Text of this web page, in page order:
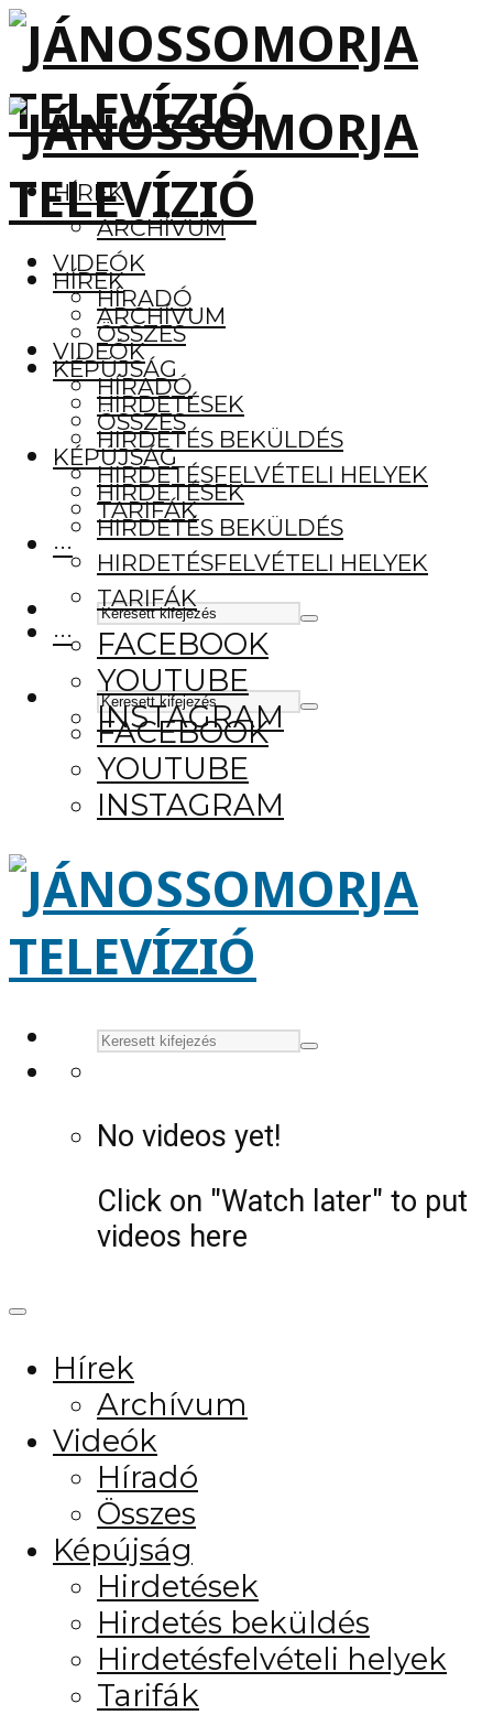
HÍREK
ARCHÍVUM
VIDEÓK
HÍRADÓ
ÖSSZES
KÉPÚJSÁG
HIRDETÉSEK
HIRDETÉS BEKÜLDÉS
HIRDETÉSFELVÉTELI HELYEK
TARIFÁK
···
FACEBOOK
YOUTUBE
INSTAGRAM
HÍREK
ARCHÍVUM
VIDEÓK
HÍRADÓ
ÖSSZES
KÉPÚJSÁG
HIRDETÉSEK
HIRDETÉS BEKÜLDÉS
HIRDETÉSFELVÉTELI HELYEK
TARIFÁK
···
FACEBOOK
YOUTUBE
INSTAGRAM
No videos yet!
Click on "Watch later" to put
videos here
Hírek
Archívum
Videók
Híradó
Összes
Képújság
Hirdetések
Hirdetés beküldés
Hirdetésfelvételi helyek
Tarifák